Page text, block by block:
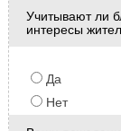
Учитывают ли
интересы
Да
Нет